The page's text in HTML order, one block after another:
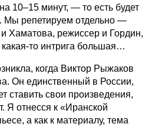
10–15 минут, — то есть будет
Мы репетируем отдельно —
Хаматова, режиссер и Гордин,
интрига большая…
когда Виктор Рыжаков
Он единственный в России,
ставить свои произведения,
Я отнесся к «Иранской
а как к материалу, тема